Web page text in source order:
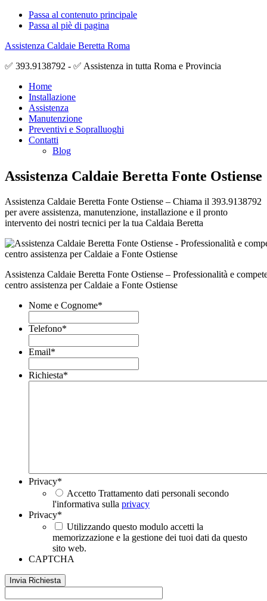
Passa al contenuto principale
Passa al piè di pagina
Assistenza Caldaie Beretta Roma
✅ 393.9138792 - ✅ Assistenza in tutta Roma e Provincia
Home
Installazione
Assistenza
Manutenzione
Preventivi e Sopralluoghi
Contatti
Blog
Assistenza Caldaie Beretta Fonte Ostiense
Assistenza Caldaie Beretta Fonte Ostiense – Chiama il 393.9138792
per avere assistenza, manutenzione, installazione e il pronto
intervento dei nostri tecnici per la tua Caldaia Beretta
Assistenza Caldaie Beretta Fonte Ostiense – Professionalità e
centro assistenza per Caldaie a Fonte Ostiense
Nome e Cognome*
Telefono*
Email*
Richiesta*
Privacy*
Accetto Trattamento dati personali secondo
l'informativa sulla privacy
Privacy*
Utilizzando questo modulo accetti la
memorizzazione e la gestione dei tuoi dati da questo
sito web.
CAPTCHA